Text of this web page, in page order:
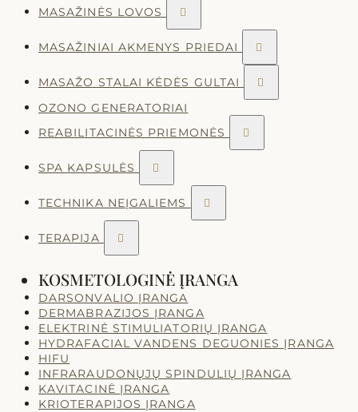
MASAŽINĖS LOVOS 
MASAŽINIAI AKMENYS PRIEDAI 
MASAŽO STALAI KĖDĖS GULTAI

OZONO GENERATORIAI
REABILITACINĖS PRIEMONĖS

SPA KAPSULĖS 
TECHNIKA NEĮGALIEMS 
TERAPIJA 
KOSMETOLOGINĖ ĮRANGA
DARSONVALIO ĮRANGA
DERMABRAZIJOS ĮRANGA
ELEKTRINĖ STIMULIATORIŲ ĮRANGA
HYDRAFACIAL VANDENS DEGUONIES ĮRANGA
HIFU
INFRARAUDONŲJŲ SPINDULIŲ ĮRANGA
KAVITACINĖ ĮRANGA
KRIOTERAPIJOS ĮRANGA